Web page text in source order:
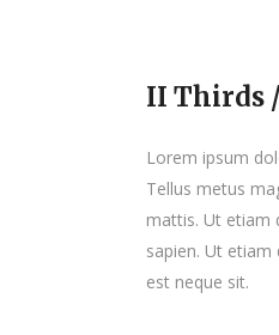
II Thirds
Lorem ipsum
Tellus metus
mattis. Ut etiam
sapien. Ut
est neque sit.